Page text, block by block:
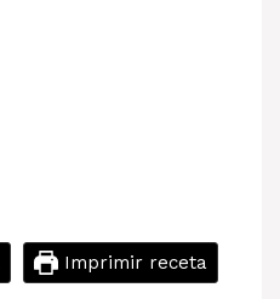
Imprimir receta